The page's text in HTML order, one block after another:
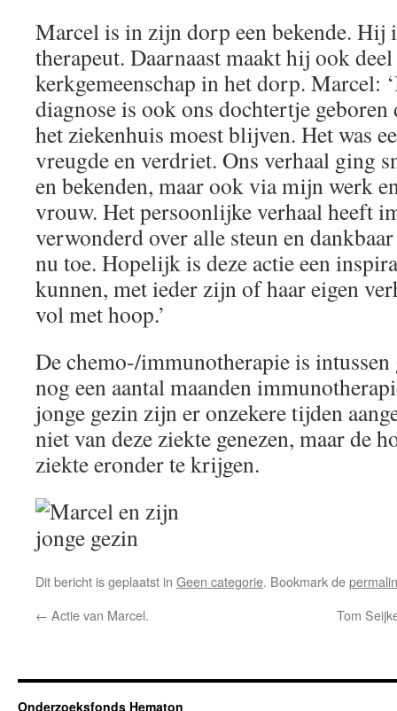
Marcel is in zijn dorp een bekende. Hij
therapeut. Daarnaast maakt hij ook
kerkgemeenschap in het dorp. Marcel:
diagnose is ook ons dochtertje
het ziekenhuis moest blijven. Het was
vreugde en verdriet. Ons verhaal ging
en bekenden, maar ook via mijn werk
vrouw. Het persoonlijke verhaal heeft
verwonderd over alle steun en
nu toe. Hopelijk is deze actie een
kunnen, met ieder zijn of haar eigen
vol met hoop.’
De chemo-/immunotherapie is
nog een aantal maanden
jonge gezin zijn er onzekere tijden
niet van deze ziekte genezen, maar de
ziekte eronder te krijgen.
Dit bericht is geplaatst in Geen categorie. Bookmark de
← Actie van Marcel. Tom
Onderzoeksfonds Hematon